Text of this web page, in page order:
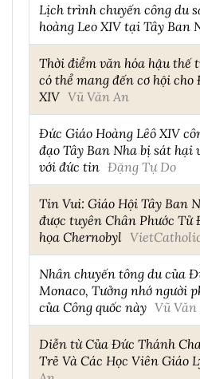
Lịch trình chuyến công du
hoàng Leo XIV tại Tây Ban
Thời điểm văn hóa hậu thế
có thể mang đến cơ hội cho
XIV Vũ Văn An
Đức Giáo Hoàng Lêô XIV
đạo Tây Ban Nha bị sát hại
với đức tin Đặng Tự Do
Tin Vui: Giáo Hội Tây Ban
được tuyên Chân Phước
họa Chernobyl
Nhân chuyến tông du của
Monaco, Tưởng nhớ người
của Công quốc này Vũ Văn
Diễn từ Của Đức Thánh
Trẻ Và Các Học Viên Giáo